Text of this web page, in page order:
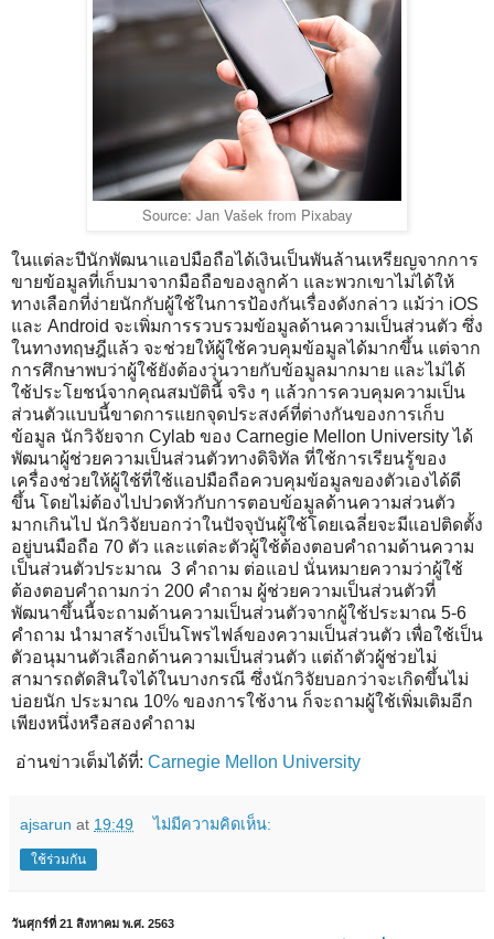
Source: Jan Vašek from Pixabay
ในแต่ละปีนักพัฒนาแอปมือถือได้เงินเป็นพันล้านเหรียญจากการ
ขายข้อมูลที่เก็บมาจากมือถือของลูกค้า และพวกเขาไม่ได้ให้
ทางเลือกที่ง่ายนักกับผู้ใช้ในการป้องกันเรื่องดังกล่าว แม้ว่า iOS
และ Android จะเพิ่มการรวบรวมข้อมูลด้านความเป็นส่วนตัว ซึ่ง
ในทางทฤษฎีแล้ว จะช่วยให้ผู้ใช้ควบคุมข้อมูลได้มากขึ้น แต่จาก
การศึกษาพบว่าผู้ใช้ยังต้องวุ่นวายกับข้อมูลมากมาย และไม่ได้
ใช้ประโยชน์จากคุณสมบัตินี้ จริง ๆ แล้วการควบคุมความเป็น
ส่วนตัวแบบนี้ขาดการแยกจุดประสงค์ที่ต่างกันของการเก็บ
ข้อมูล นักวิจัยจาก Cylab ของ Carnegie Mellon University ได้
พัฒนาผู้ช่วยความเป็นส่วนตัวทางดิจิทัล ที่ใช้การเรียนรู้ของ
เครื่องช่วยให้ผู้ใช้ที่ใช้แอปมือถือควบคุมข้อมูลของตัวเองได้ดี
ขึ้น โดยไม่ต้องไปปวดหัวกับการตอบข้อมูลด้านความส่วนตัว
มากเกินไป นักวิจัยบอกว่าในปัจจุบันผู้ใช้โดยเฉลี่ยจะมีแอปติดตั้ง
อยู่บนมือถือ 70 ตัว และแต่ละตัวผู้ใช้ต้องตอบคำถามด้านความ
เป็นส่วนตัวประมาณ 3 คำถาม ต่อแอป นั่นหมายความว่าผู้ใช้
ต้องตอบคำถามกว่า 200 คำถาม ผู้ช่วยความเป็นส่วนตัวที่
พัฒนาขึ้นนี้จะถามด้านความเป็นส่วนตัวจากผู้ใช้ประมาณ 5-6
คำถาม นำมาสร้างเป็นโพรไฟล์ของความเป็นส่วนตัว เพื่อใช้เป็น
ตัวอนุมานตัวเลือกด้านความเป็นส่วนตัว แต่ถ้าตัวผู้ช่วยไม่
สามารถตัดสินใจได้ในบางกรณี ซึ่งนักวิจัยบอกว่าจะเกิดขึ้นไม่
บ่อยนัก ประมาณ 10% ของการใช้งาน ก็จะถามผู้ใช้เพิ่มเติมอีก
เพียงหนึ่งหรือสองคำถาม
อ่านข่าวเต็มได้ที่: Carnegie Mellon University
ajsarun at 19:49 ไม่มีความคิดเห็น:
ใช้ร่วมกัน
วันศุกร์ที่ 21 สิงหาคม พ.ศ. 2563